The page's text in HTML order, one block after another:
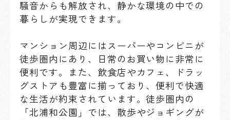
騒音からも解放され、静かな環境の中での
暮らしが実現できます。
マンション周辺にはスーパーやコンビニが
徒歩圏内にあり、日常のお買い物に非常に
便利です。また、飲食店やカフェ、ドラッ
グストアも豊富に揃っており、便利で快適
な生活が約束されています。徒歩圏内の
「北浦和公園」では、散歩やジョギングが